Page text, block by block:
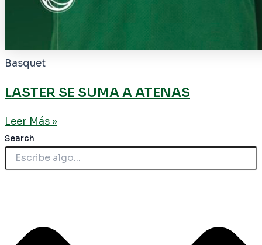
Basquet
LASTER SE SUMA A ATENAS
Leer Más »
Search